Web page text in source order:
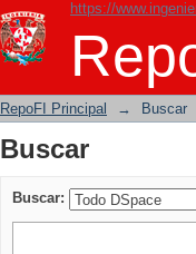
https://
Buscar
RepoFI Principal → Buscar
Buscar
Buscar: